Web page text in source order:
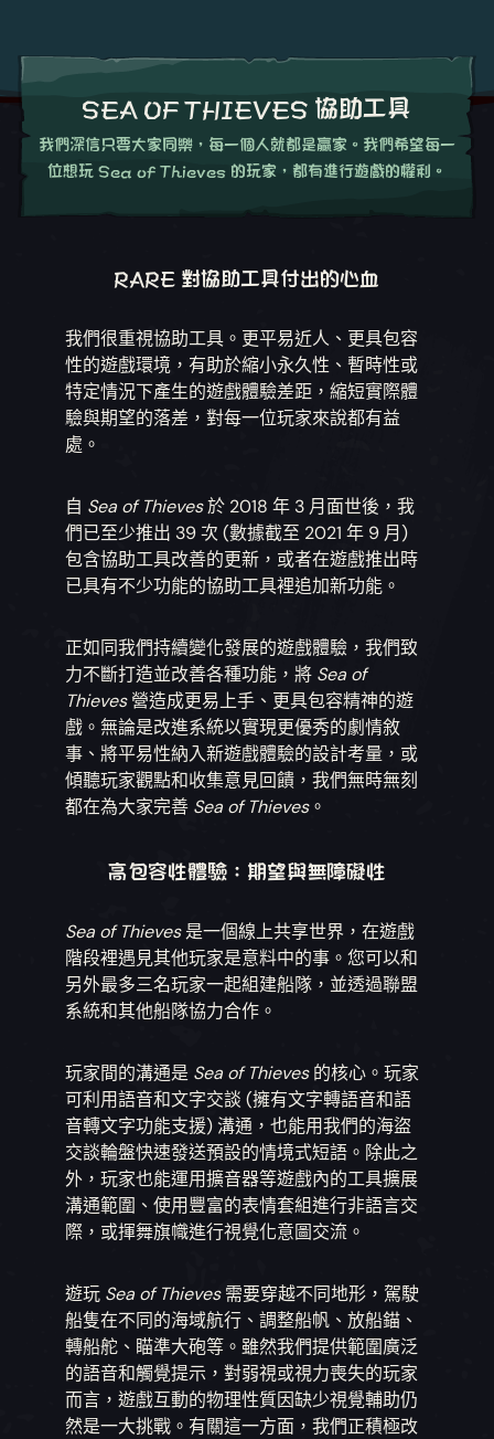
SEA OF THIEVES 協助工具
我們深信只要大家同樂，每一個人就都是贏家。我們希望每一
位想玩 Sea of Thieves 的玩家，都有進行遊戲的權利。
RARE 對協助工具付出的心血
我們很重視協助工具。更平易近人、更具包容
性的遊戲環境，有助於縮小永久性、暫時性或
特定情況下產生的遊戲體驗差距，縮短實際體
驗與期望的落差，對每一位玩家來說都有益
處。
自 Sea of Thieves於 2018 年 3 月面世後，我
們已至少推出 39 次 (數據截至 2021 年 9 月)
包含協助工具改善的更新，或者在遊戲推出時
已具有不少功能的協助工具裡追加新功能。
正如同我們持續變化發展的遊戲體驗，我們致
力不斷打造並改善各種功能，將 Sea of
Thieves營造成更易上手、更具包容精神的遊
戲。無論是改進系統以實現更優秀的劇情敘
事、將平易性納入新遊戲體驗的設計考量，或
傾聽玩家觀點和收集意見回饋，我們無時無刻
都在為大家完善 Sea of Thieves。
高包容性體驗：期望與無障礙性
Sea of Thieves是一個線上共享世界，在遊戲
階段裡遇見其他玩家是意料中的事。您可以和
另外最多三名玩家一起組建船隊，並透過聯盟
系統和其他船隊協力合作。
玩家間的溝通是 Sea of Thieves的核心。玩家
可利用語音和文字交談 (擁有文字轉語音和語
音轉文字功能支援) 溝通，也能用我們的海盜
交談輪盤快速發送預設的情境式短語。除此之
外，玩家也能運用擴音器等遊戲內的工具擴展
溝通範圍、使用豐富的表情套組進行非語言交
際，或揮舞旗幟進行視覺化意圖交流。
遊玩 Sea of Thieves需要穿越不同地形，駕駛
船隻在不同的海域航行、調整船帆、放船錨、
轉船舵、瞄準大砲等。雖然我們提供範圍廣泛
的語音和觸覺提示，對弱視或視力喪失的玩家
而言，遊戲互動的物理性質因缺少視覺輔助仍
然是一大挑戰。有關這一方面，我們正積極改